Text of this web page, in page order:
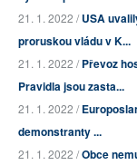
21. 1. 2022 /USA
proruskou vládu v K...
21. 1. 2022 /Převoz
Pravidla jsou zasta...
21. 1. 2022 /
demonstranty ...
21. 1. 2022 /Obce